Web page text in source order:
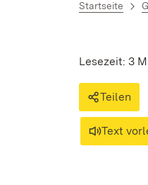
Startseite
Lesezeit: 3
Teilen
Text